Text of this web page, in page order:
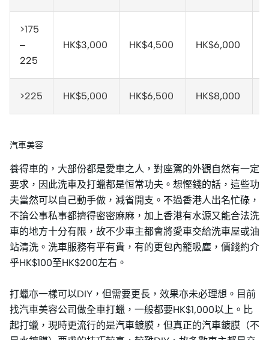
>175
–
225
HK$3,000 HK$4,500 HK$6,000
>225 HK$5,000 HK$6,500 HK$8,000
汽車美容
養得車的，大部份都是愛車之人，對座駕的外觀自然有一定
要求，因此洗車及打蠟都是恒常功夫。想慳錢的話，這些功
夫當然可以自己動手做，減省開支。不過香港人出名忙碌，
不論公事私事都擠得密密麻麻，加上香港有水源又能合法洗
車的地方十分有限，故不少車主都會將愛車交給洗車屋或油
站清洗。洗車服務有平有貴，有的更包內籠吸塵，價錢約介
乎HK$100至HK$200左右。
打蠟亦一樣可以DIY，但需要更長，效果亦未必理想。目前
找汽車美容公司做全車打蠟，一般都要HK$1,000以上。比
起打蠟，現時更流行的是汽車鍍膜，但真正的汽車鍍膜（不